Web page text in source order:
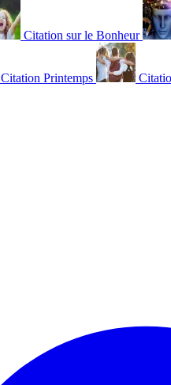
Citation sur le Bonheur
Citation Printemps